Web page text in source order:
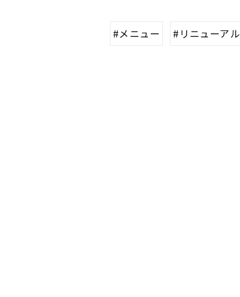
#メニュー #リニューアル